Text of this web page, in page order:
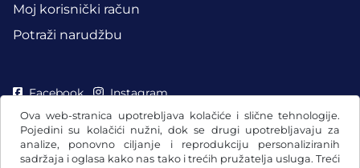
Ova web-stranica upotrebljava kolačiće i slične tehnologije.
Pojedini su kolačići nužni, dok se drugi upotrebljavaju za
analize, ponovno ciljanje i reprodukciju personaliziranih
sadržaja i oglasa kako nas tako i trećih pružatelja usluga. Treći
Moj korisnički račun
Potraži narudžbu
Facebook Instagram